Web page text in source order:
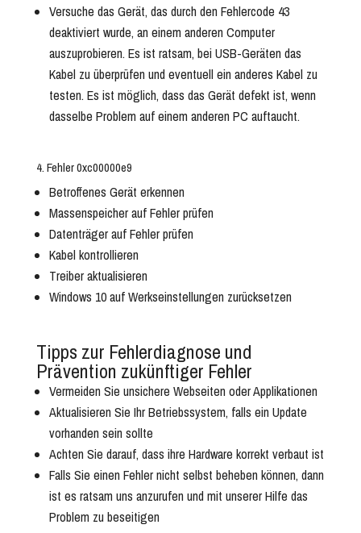
Versuche das Gerät, das durch den Fehlercode 43
deaktiviert wurde, an einem anderen Computer
auszuprobieren. Es ist ratsam, bei USB-Geräten das
Kabel zu überprüfen und eventuell ein anderes Kabel zu
testen. Es ist möglich, dass das Gerät defekt ist, wenn
dasselbe Problem auf einem anderen PC auftaucht.
4. Fehler 0xc00000e9
Betroffenes Gerät erkennen
Massenspeicher auf Fehler prüfen
Datenträger auf Fehler prüfen
Kabel kontrollieren
Treiber aktualisieren
Windows 10 auf Werkseinstellungen zurücksetzen
Tipps zur Fehlerdiagnose und
Prävention zukünftiger Fehler
Vermeiden Sie unsichere Webseiten oder Applikationen
Aktualisieren Sie Ihr Betriebssystem, falls ein Update
vorhanden sein sollte
Achten Sie darauf, dass ihre Hardware korrekt verbaut ist
Falls Sie einen Fehler nicht selbst beheben können, dann
ist es ratsam uns anzurufen und mit unserer Hilfe das
Problem zu beseitigen